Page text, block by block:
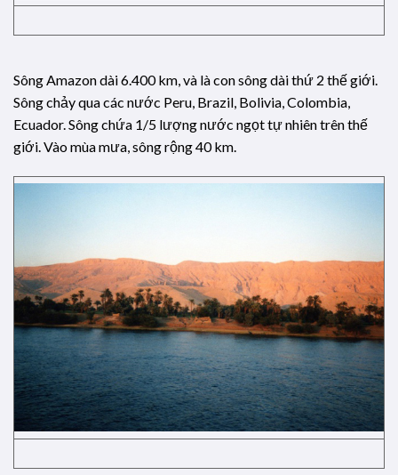
Sông Amazon dài 6.400 km, và là con sông dài thứ 2 thế giới.
Sông chảy qua các nước Peru, Brazil, Bolivia, Colombia,
Ecuador. Sông chứa 1/5 lượng nước ngọt tự nhiên trên thế
giới. Vào mùa mưa, sông rộng 40 km.